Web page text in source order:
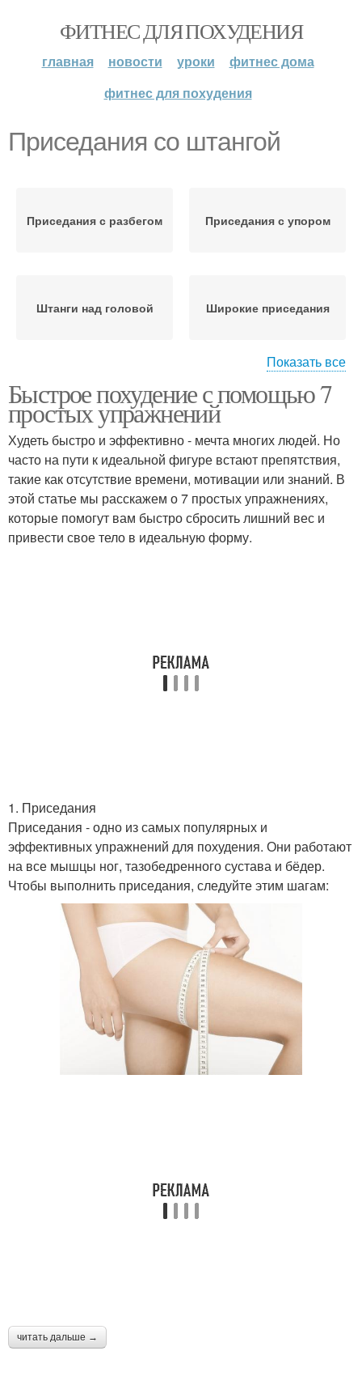
ФИТНЕС ДЛЯ ПОХУДЕНИЯ
главная новости уроки
фитнес дома
фитнес для похудения
Приседания со штангой
Приседания с разбегом Приседания с упором
Штанги над головой Широкие приседания
отведением
приседания
Приседания с
отягощением
Показать все
Быстрое похудение с помощью 7
простых упражнений
Худеть быстро и эффективно - мечта многих людей. Но
часто на пути к идеальной фигуре встают препятствия,
такие как отсутствие времени, мотивации или знаний. В
этой статье мы расскажем о 7 простых упражнениях,
которые помогут вам быстро сбросить лишний вес и
привести свое тело в идеальную форму.
1. Приседания
Приседания - одно из самых популярных и
эффективных упражнений для похудения. Они работают
на все мышцы ног, тазобедренного сустава и бёдер.
Чтобы выполнить приседания, следуйте этим шагам:
читать дальше →